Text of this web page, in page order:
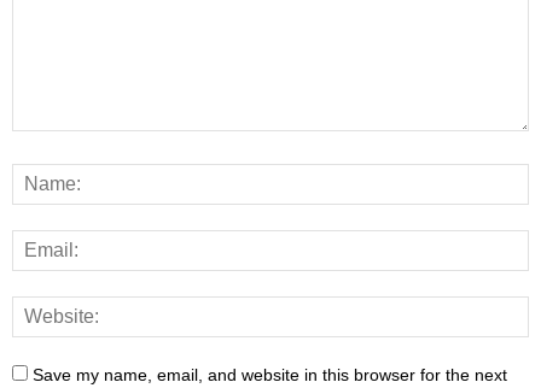
Save my name, email, and website in this browser for the next